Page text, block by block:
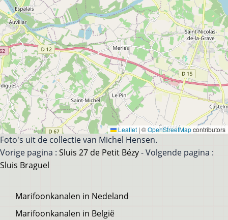
Leaflet | ©OpenStreetMapcontributors
Foto's uit de collectie van Michel Hensen.
Vorige pagina : Sluis 27 de Petit Bézy- Volgende pagina :
Sluis Braguel
Voet
Marifoonkanalen in Nedeland
Marifoonkanalen in België